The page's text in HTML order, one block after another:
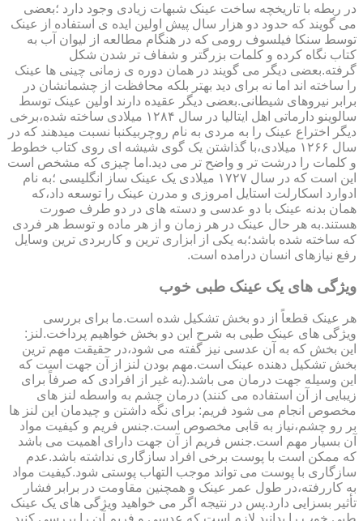
در ربطه با تاریخچه ساخت عینک شبهات زیادی وجود دارد ؛بعضی
می گویند که حدود دو هزار سال پیش اولین ایده ی استفاده از عینک
توسط سنکا فیلسوف رومی که در هنگام مطالعه از لیوان آب به
کتاب نگاه کرده و کلمات بزرگتر و شفاف تر شدن شکل
گرفته.بعضی دیگر می گویند در همان دوره ی زمانی چینی ها عینک
را ساخته اند اما نه برای دید بهتر بلکه محافظت از چشمانشان در
برابر نیروهای شیطانی.بعضی دیگر عقیده دارند اولین عینک توسط
سالوینو دارماتی اهل ایتالیا در سال ۱۲۸۴ میلادی ساخته شده،برخی
دیگر اختراع عینک را به مردی به نام روچربیکنبا نسبت میدهند که در
سال ۱۲۶۶ میلادی،با گذاشتن یک گوی شیشه ای روی کتاب خطوط
و کلمات را درشت تر و واضح تر می دید.اما چیزی که مشخص است
این است که در سال ۱۷۲۷ میلادی یک عینک ساز انگلیسی ؛به نام
ادوارد اسکارلت استایل امروزی و مدرن عینک را توسعه داد،که
همان بدنه عینک با دو عدسی و دسته های در دو طرف صورت
هستند.به هر حال عینک در هر زمان و از هر ماده و توسط هر فردی
که ساخته شده باشد؛به یکی از ابزاری ترین و کاربردی ترین وسایل
رفع نیازهای انسان درامده است.
ویژگی های یک عینک طبی خوب
هر عینک قطعاً از دو بخش تشکیل شده است.ما برای بررسی
ویژگی های عینک طبی به شرح این دو بخش خواهیم پرداخت.لنز:
این بخش که به آن عدسی نیز گفته می شود،در حقیقت مهم ترین
بخش تشکیل دهنده عینک است.مهم بودن لنز از آن جهت است که
این وسیله جهت درمان می باشد.(به غیر از افرادی که صرفاً برای
زیبایی از آن استفاده می کنند) درمان چشم به واسطه لنز های
مخصوص انجام می شود فریم: برای نگه داشتن و چیدمان این لنز ها
بر رو چشم،نیاز به قابی مخصوص است.جنس فریم و کیفیت مواد
آن بسیار مهم است.جنس فریم از آن جهت دارای اهمیت می باشد
که ممکن است با پوست برخی افراد سازگاری نداشته باشد.عدم
سازگاری با پوست می تواند موجب التهاب پوستی شود.کیفیت مواد
به کاررفته،در طول عمر عینک و همچنین مقاومت در برابر فشار
تأثیر بسزایی دارد.پس در نتیجه اگر می خواهید ویژگی های یک عینک